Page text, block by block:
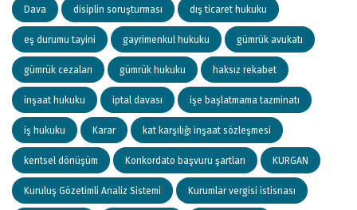
Dava disiplin soruşturması dış ticaret hukuku
eş durumu tayini gayrimenkul hukuku gümrük avukatı
gümrük cezaları gümrük hukuku haksız rekabet
inşaat hukuku iptal davası işe başlatmama tazminatı
iş hukuku Karar kat karşılığı inşaat sözleşmesi
kentsel dönüşüm Konkordato başvuru şartları KURGAN
Kuruluş Gözetimli Analiz Sistemi Kurumlar vergisi istisnası